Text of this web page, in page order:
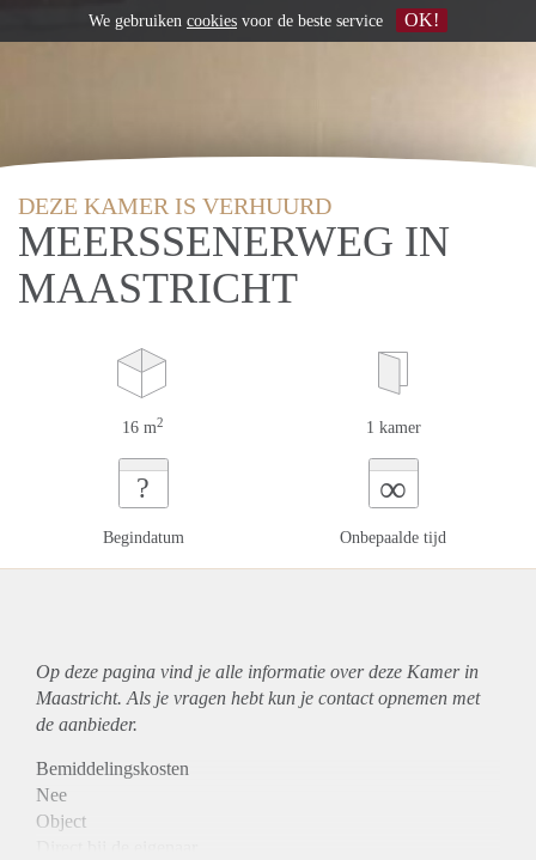
DEZE KAMER IS VERHUURD
MEERSSENERWEG IN
MAASTRICHT
16 m2 1 kamer
?
Begindatum
∞
Onbepaalde tijd
Op deze pagina vind je alle informatie over deze Kamer in
Maastricht. Als je vragen hebt kun je contact opnemen met
de aanbieder.
Bemiddelingskosten
Nee
Object
We gebruiken cookies voor de beste service OK!